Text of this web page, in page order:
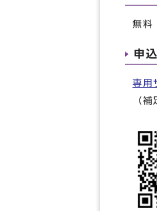
無料
申込
専用
（